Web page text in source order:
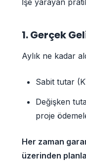
1. Gerçek
Aylık ne kadar
Sabit tutar
Değişken
proje
Her zaman
üzerinden